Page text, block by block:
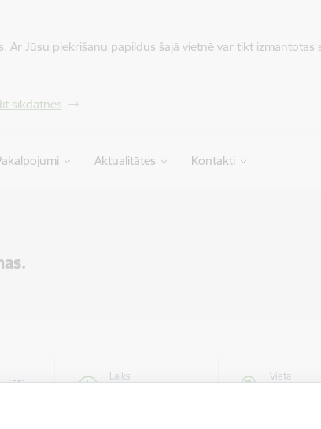
Jūsu piekrišanu papildus šajā vietnē var tikt
sīkdatnes
Aktualitātes Kontakti
jūlijs,
Laiks Vieta